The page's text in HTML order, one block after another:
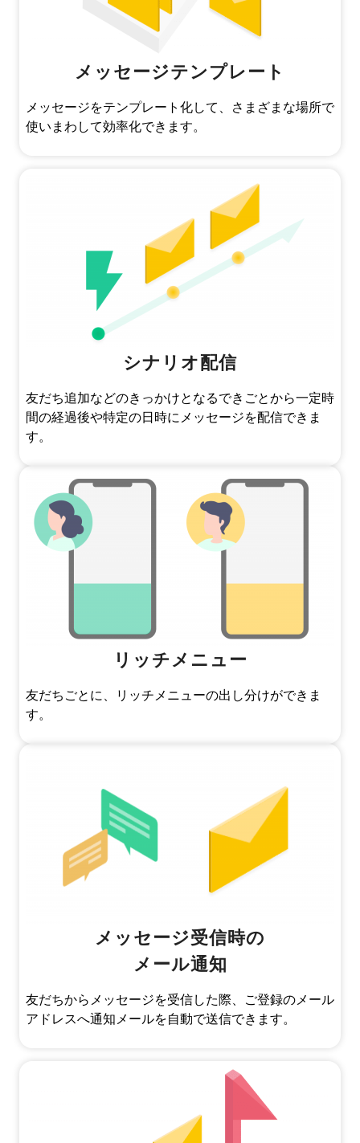
メッセージテンプレート
メッセージをテンプレート化して、さまざまな場所で
使いまわして効率化できます。
シナリオ配信
友だち追加などのきっかけとなるできごとから一定時
間の経過後や特定の日時にメッセージを配信できま
す。
リッチメニュー
友だちごとに、リッチメニューの出し分けができま
す。
メッセージ受信時の
メール通知
友だちからメッセージを受信した際、ご登録のメール
アドレスへ通知メールを自動で送信できます。